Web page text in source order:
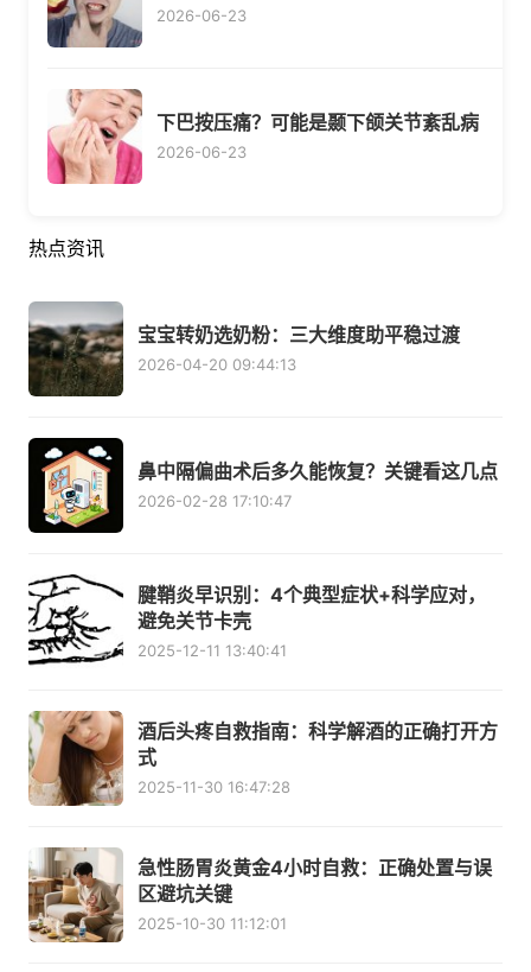
2026-06-23
下巴按压痛？可能是颞下颌关节紊乱病
2026-06-23
热点资讯
宝宝转奶选奶粉：三大维度助平稳过渡
2026-04-20 09:44:13
鼻中隔偏曲术后多久能恢复？关键看这几点
2026-02-28 17:10:47
腱鞘炎早识别：4个典型症状+科学应对，
避免关节卡壳
2025-12-11 13:40:41
酒后头疼自救指南：科学解酒的正确打开方
式
2025-11-30 16:47:28
急性肠胃炎黄金4小时自救：正确处置与误
区避坑关键
2025-10-30 11:12:01